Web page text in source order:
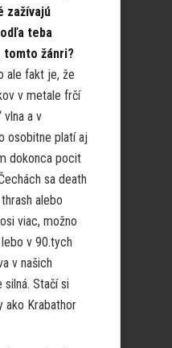
zažívajú
teba
tomto žánri?
ale fakt je, že
v metale frčí
vlna a v
osobitne platí aj
dokonca pocit
sa death
alebo
viac, možno
v 90.tych
v našich
silná. Stačí si
ako Krabathor